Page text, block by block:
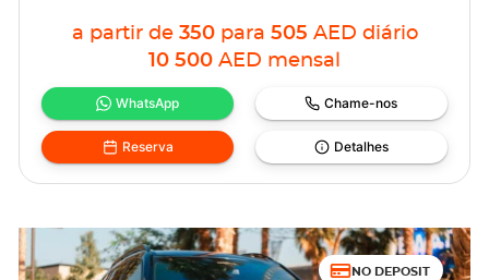
a partir de 350 para 505 AED diário
10 500 AED mensal
WhatsApp Chame-nos
Reserva Detalhes
NO DEPOSIT